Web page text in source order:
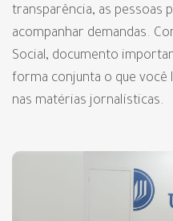
transparência, as pessoas
acompanhar demandas.
Social, documento
forma conjunta o que
nas matérias jornalísticas.